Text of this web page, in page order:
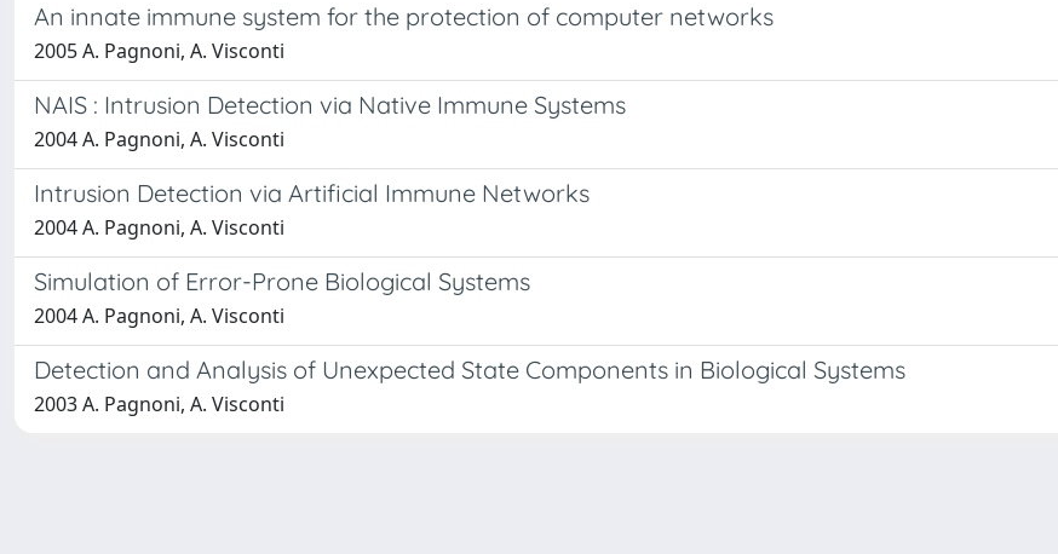
An innate immune system for the protection of computer networks
2005 A. Pagnoni, A. Visconti
NAIS : Intrusion Detection via Native Immune Systems
2004 A. Pagnoni, A. Visconti
Intrusion Detection via Artificial Immune Networks
2004 A. Pagnoni, A. Visconti
Simulation of Error-Prone Biological Systems
2004 A. Pagnoni, A. Visconti
Detection and Analysis of Unexpected State Components in Biological Systems
2003 A. Pagnoni, A. Visconti